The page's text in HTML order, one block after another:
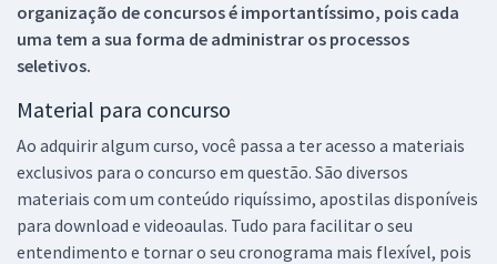
organização de concursos é importantíssimo, pois cada
uma tem a sua forma de administrar os processos
seletivos.
Material para concurso
Ao adquirir algum curso, você passa a ter acesso a materiais
exclusivos para o concurso em questão. São diversos
materiais com um conteúdo riquíssimo, apostilas disponíveis
para download e videoaulas. Tudo para facilitar o seu
entendimento e tornar o seu cronograma mais flexível, pois